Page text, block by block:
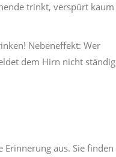
trinkt, verspürt kaum
Nebeneffekt: Wer
dem Hirn nicht ständig
aus. Sie finden